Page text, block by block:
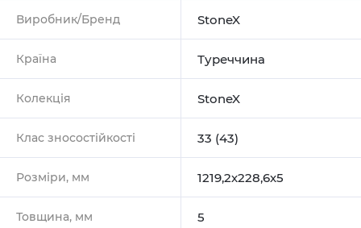
Виробник/Бренд StoneX
Країна Туреччина
Колекція StoneX
Клас зносостійкості 33 (43)
Розміри, мм 1219,2х228,6х5
Товщина, мм 5